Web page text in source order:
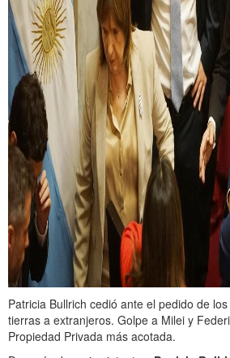
Patricia Bullrich cedió ante el pedido de
tierras a extranjeros. Golpe a Milei y
Propiedad Privada más acotada.